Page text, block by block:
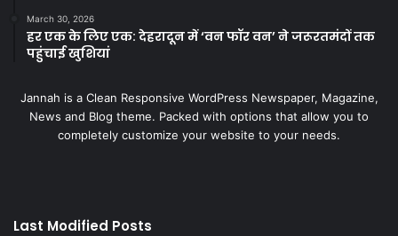
March 30, 2026
हर एक के लिए एक: देहरादून में ‘वन फॉर वन’ ने जरूरतमंदों तक
पहुंचाई खुशियां
Jannah is a Clean Responsive WordPress Newspaper, Magazine,
News and Blog theme. Packed with options that allow you to
completely customize your website to your needs.
Last Modified Posts